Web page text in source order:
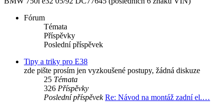
Fórum
Témata
Příspěvky
Poslední příspěvek
Tipy a triky pro E38
zde pište prosím jen vyzkoušené postupy, žádná diskuze
25 Témata
326 Příspěvky
Poslední příspěvek Re: Návod na montáž zadní el.…